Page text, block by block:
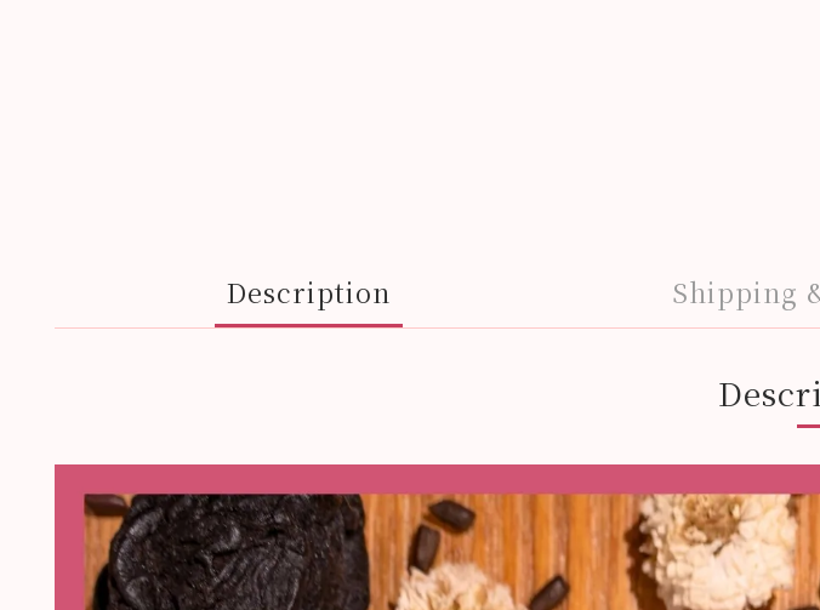
Description Shipping